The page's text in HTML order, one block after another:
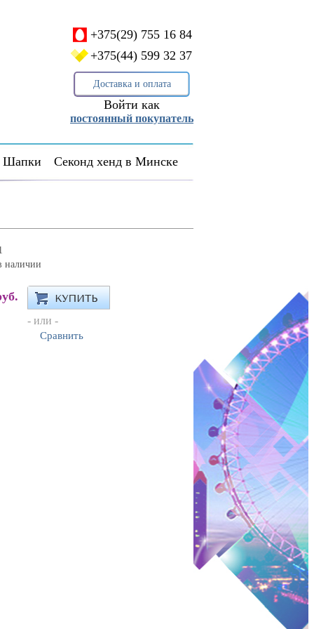
+375(29) 755 16 84
+375(44) 599 32 37
Доставка и оплата
Войти как
постоянный покупатель
Шапки Секонд хенд в Минске
наличии
- или -
Сравнить